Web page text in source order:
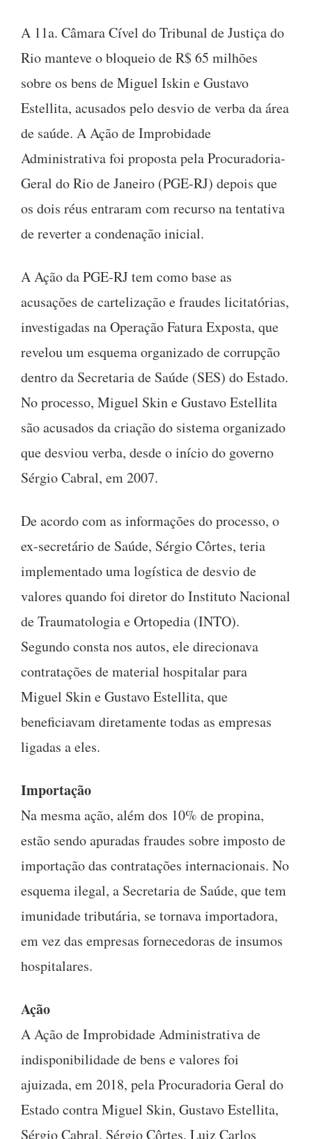
A 11a. Câmara Cível do Tribunal de Justiça do
Rio manteve o bloqueio de R$ 65 milhões
sobre os bens de Miguel Iskin e Gustavo
Estellita, acusados pelo desvio de verba da área
de saúde. A Ação de Improbidade
Administrativa foi proposta pela Procuradoria-
Geral do Rio de Janeiro (PGE-RJ) depois que
os dois réus entraram com recurso na tentativa
de reverter a condenação inicial.
A Ação da PGE-RJ tem como base as
acusações de cartelização e fraudes licitatórias,
investigadas na Operação Fatura Exposta, que
revelou um esquema organizado de corrupção
dentro da Secretaria de Saúde (SES) do Estado.
No processo, Miguel Skin e Gustavo Estellita
são acusados da criação do sistema organizado
que desviou verba, desde o início do governo
Sérgio Cabral, em 2007.
De acordo com as informações do processo, o
ex-secretário de Saúde, Sérgio Côrtes, teria
implementado uma logística de desvio de
valores quando foi diretor do Instituto Nacional
de Traumatologia e Ortopedia (INTO).
Segundo consta nos autos, ele direcionava
contratações de material hospitalar para
Miguel Skin e Gustavo Estellita, que
beneficiavam diretamente todas as empresas
ligadas a eles.
Importação
Na mesma ação, além dos 10% de propina,
estão sendo apuradas fraudes sobre imposto de
importação das contratações internacionais. No
esquema ilegal, a Secretaria de Saúde, que tem
imunidade tributária, se tornava importadora,
em vez das empresas fornecedoras de insumos
hospitalares.
Ação
A Ação de Improbidade Administrativa de
indisponibilidade de bens e valores foi
ajuizada, em 2018, pela Procuradoria Geral do
Estado contra Miguel Skin, Gustavo Estellita,
Sérgio Cabral, Sérgio Côrtes, Luiz Carlos